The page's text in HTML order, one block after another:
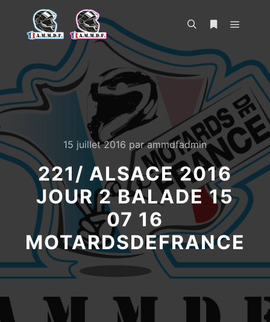
15 juillet 2016 parammdfadmin
221/ ALSACE 2016
JOUR 2 BALADE 15
07 16
MOTARDSDEFRANCE